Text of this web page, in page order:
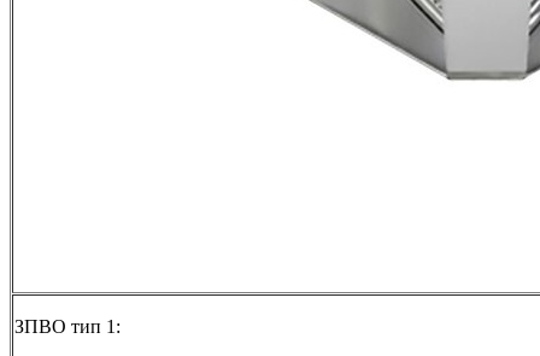
ЗПВО тип 1: